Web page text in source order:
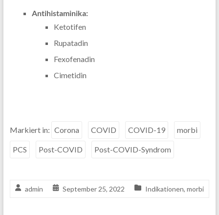
Antihistaminika:
Ketotifen
Rupatadin
Fexofenadin
Cimetidin
Markiert in: Corona COVID COVID-19 morbi
PCS Post-COVID Post-COVID-Syndrom
admin September 25, 2022 Indikationen, morbi